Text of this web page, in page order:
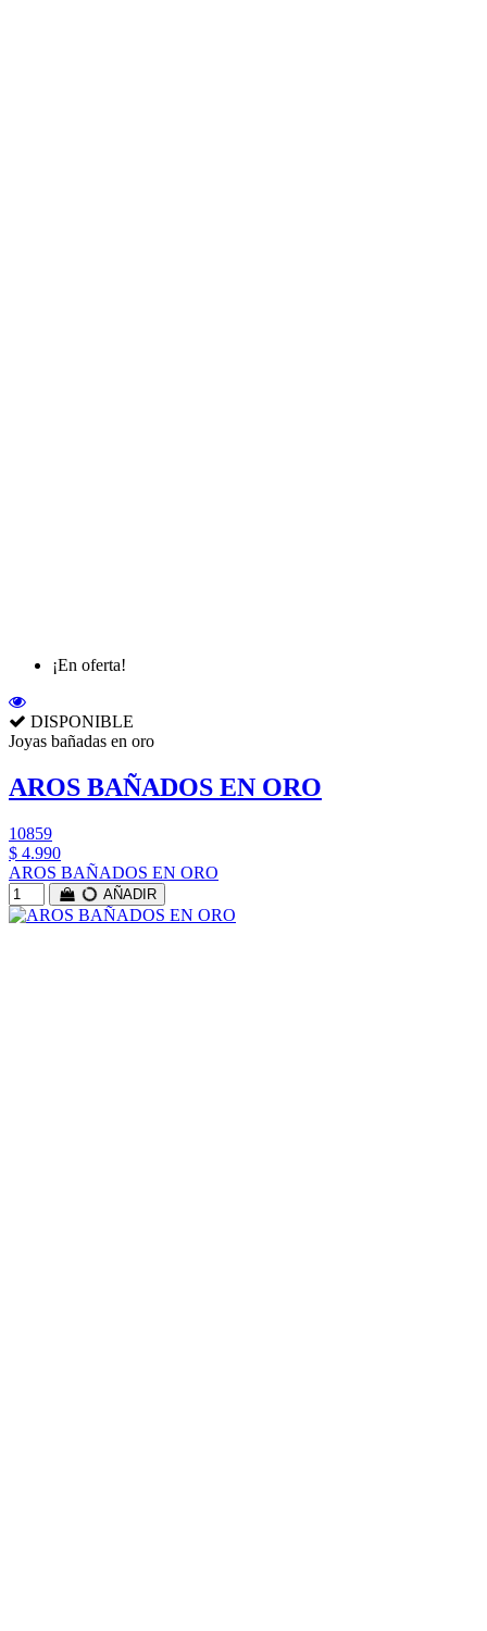
¡En oferta!
DISPONIBLE
Joyas bañadas en oro
AROS BAÑADOS EN ORO
10859
$ 4.990
AROS BAÑADOS EN ORO
AÑADIR